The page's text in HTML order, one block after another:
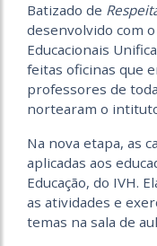
Batizado de
desenvolvido com
Educacionais
feitas oficinas que
professores de
nortearam o
Na nova etapa, as
aplicadas aos
Educação, do IVH.
as atividades e
temas na sala de